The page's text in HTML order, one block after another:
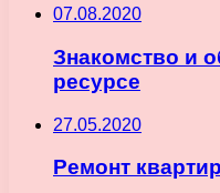
07.08.2020
Знакомство и
ресурсе
27.05.2020
Ремонт